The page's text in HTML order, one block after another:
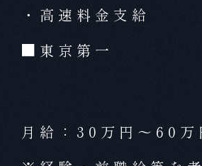
・高速料金支給
■東京第一
月給：30万円～60万